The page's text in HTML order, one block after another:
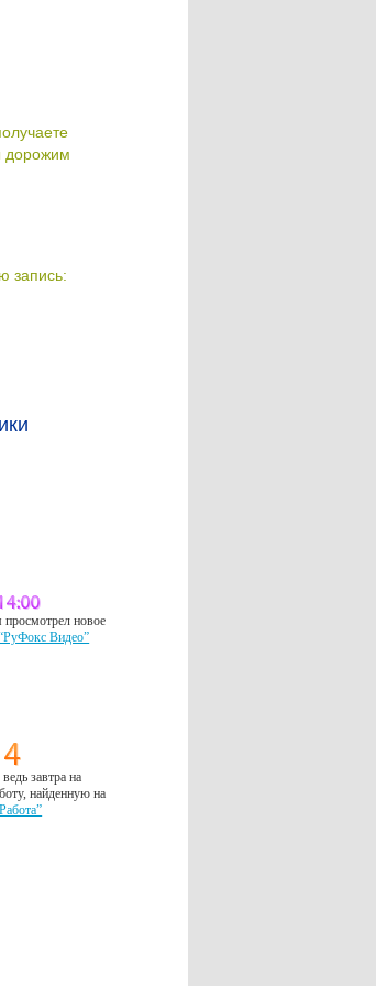
дорожим
запись:
просмотрел новое
Видео”
ведь завтра на
найденную на